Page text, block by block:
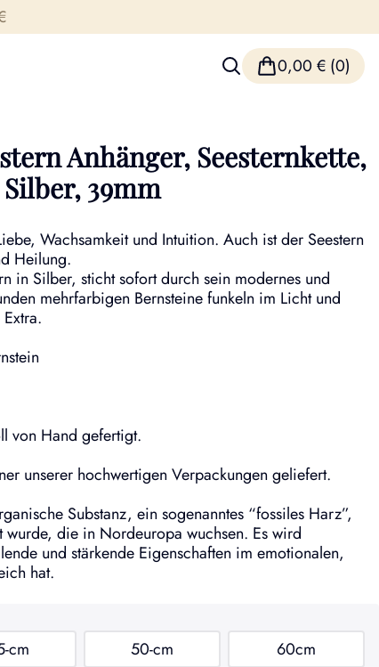
0,00 € (0)
Anhänger, Seesternkette,
39mm
Wachsamkeit und Intuition. Auch ist der Seestern
Heilung.
in Silber, sticht sofort durch sein modernes und
mehrfarbigen Bernsteine funkeln im Licht und
von Hand gefertigt.
unserer hochwertigen Verpackungen geliefert.
Substanz, ein sogenanntes “fossiles Harz”,
die in Nordeuropa wuchsen. Es wird
und stärkende Eigenschaften im emotionalen,
hat.
cm 50-cm 60cm